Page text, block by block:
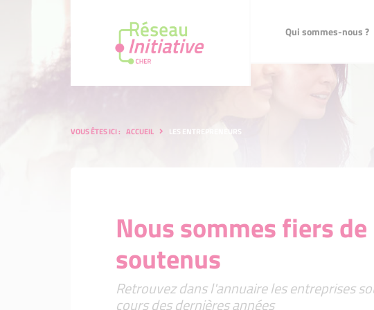
Qui sommes-nous ?
VOUS ÊTES ICI : ACCUEIL LES ENTREPRENEURS
Nous sommes fiers
soutenus
Retrouvez dans l'annuaire les entreprises
cours des dernières années